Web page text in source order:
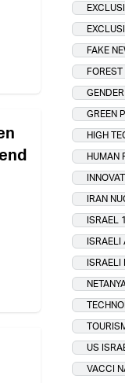
FAKE
FOREST
GREEN
HIGH
HUMAN
IRAN
ISRAEL
ISRAELI
ISRAELI
US
VACCI